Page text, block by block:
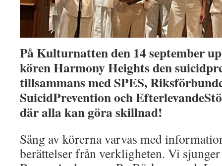
På Kulturnatten den 14 september
kören Harmony Heights den
tillsammans medSPES,
SuicidPrevention och
där alla kan göra skillnad!
Sång av körerna varvas med
berättelser från verkligheten. Vi